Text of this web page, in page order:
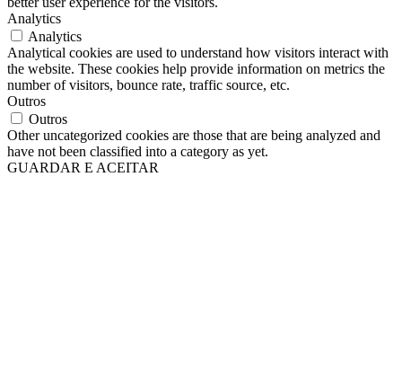
Analytics
Analytics
Analytical cookies are used to understand how visitors interact with
the website. These cookies help provide information on metrics the
number of visitors, bounce rate, traffic source, etc.
Outros
Outros
Other uncategorized cookies are those that are being analyzed and
have not been classified into a category as yet.
GUARDAR E ACEITAR